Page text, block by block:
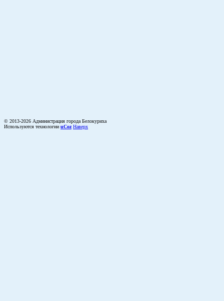
© 2013-2026 Администрация города Белокуриха
Используются технологии uCoz Наверх